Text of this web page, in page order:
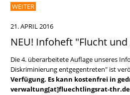
WEITER
21. APRIL 2016
NEU! Infoheft "Flucht
Die 4. überarbeitete Auflage unseres
Diskriminierung entgegentreten" ist
Verfügung. Es kann kostenfrei in
verwaltung[at]fluechtlingsrat-thr.de